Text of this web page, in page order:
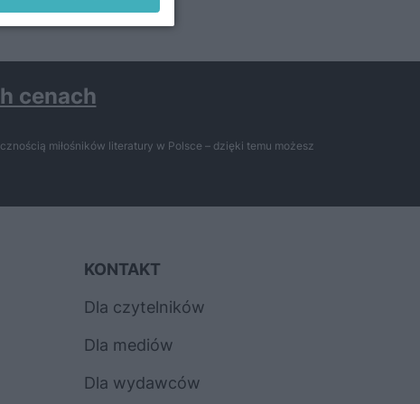
cenach
miłośników literatury w Polsce – dzięki temu możesz
KONTAKT
Dla czytelników
Dla mediów
Dla wydawców